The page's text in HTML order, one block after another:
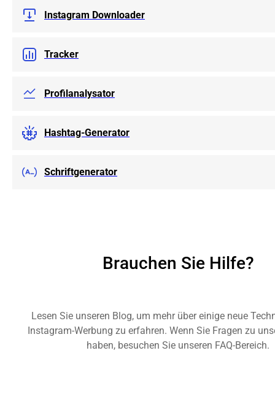
Instagram Downloader
Tracker
Profilanalysator
Hashtag-Generator
Schriftgenerator
Brauchen Sie Hilfe?
Lesen Sie unseren Blog, um mehr über einige neue
Instagram-Werbung zu erfahren. Wenn Sie Fragen zu
haben, besuchen Sie unseren FAQ-Bereich.